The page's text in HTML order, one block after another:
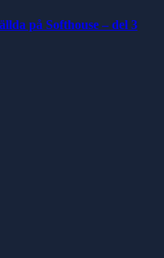
på Softhouse – del 3